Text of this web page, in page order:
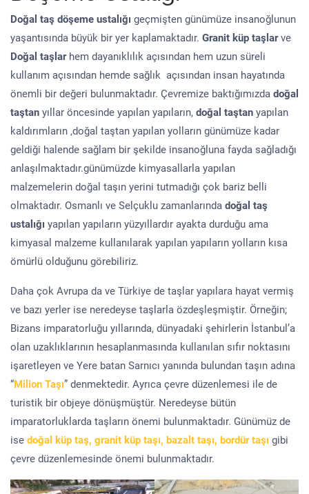
Doğal taş döşeme ustalığı geçmişten günümüze insanoğlunun
yaşantısında büyük bir yer kaplamaktadır. Granit küp taşlarve
Doğal taşlar hem dayanıklılık açısından hem uzun süreli
kullanım açısından hemde sağlık açısından insan hayatında
önemli bir değeri bulunmaktadır. Çevremize baktığımızda doğal
taştan yıllar öncesinde yapılan yapıların, doğal taştan yapılan
kaldırımların ,doğal taştan yapılan yolların günümüze kadar
geldiği halende sağlam bir şekilde insanoğluna fayda sağladığı
anlaşılmaktadır.günümüzde kimyasallarla yapılan
malzemelerin doğal taşın yerini tutmadığı çok bariz belli
olmaktadır. Osmanlı ve Selçuklu zamanlarında doğal taş
ustalığı yapılan yapıların yüzyıllardır ayakta durduğu ama
kimyasal malzeme kullanılarak yapılan yapıların yolların kısa
ömürlü olduğunu görebiliriz.
Daha çok Avrupa da ve Türkiye de taşlar yapılara hayat vermiş
ve bazı yerler ise neredeyse taşlarla özdeşleşmiştir. Örneğin;
Bizans imparatorluğu yıllarında, dünyadaki şehirlerin İstanbul’a
olan uzaklıklarının hesaplanmasında kullanılan sıfır noktasını
işaretleyen ve Yere batan Sarnıcı yanında bulundan taşın adına
“Milion Taşı” denmektedir. Ayrıca çevre düzenlemesi ile de
turistik bir objeye dönüşmüştür. Neredeyse bütün
imparatorluklarda taşların önemi bulunmaktadır. Günümüz de
ise doğal küp taş, granit küp taşı, bazalt taşı, bordür taşı gibi
çevre düzenlemesinde önemi bulunmaktadır.